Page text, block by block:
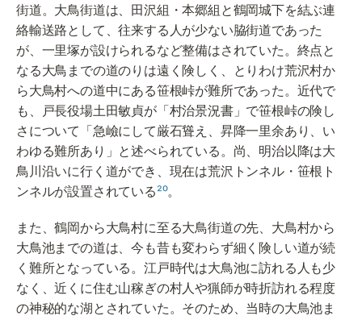
街道。大鳥街道は、田沢組・本郷組と鶴岡城下を結ぶ連
絡輸送路として、往来する人が少ない脇街道であった
が、一里塚が設けられるなど整備はされていた。終点と
なる大鳥までの道のりは遠く険しく、とりわけ荒沢村か
ら大鳥村への道中にある笹根峠が難所であった。近代で
も、戸長役場土田敏貞が「村治景況書」で笹根峠の険し
さについて「急嶮にして厳石聳え、昇降一里余あり、い
わゆる難所あり」と述べられている。尚、明治以降は大
鳥川沿いに行く道ができ、現在は荒沢トンネル・笹根ト
ンネルが設置されている²⁰。
また、鶴岡から大鳥村に至る大鳥街道の先、大鳥村から
大鳥池までの道は、今も昔も変わらず細く険しい道が続
く難所となっている。江戸時代は大鳥池に訪れる人も少
なく、近くに住む山稼ぎの村人や猟師が時折訪れる程度
の神秘的な湖とされていた。そのため、当時の大鳥池ま